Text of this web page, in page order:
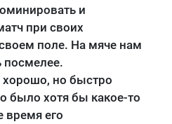
и
при своих
поле. На мяче нам
хорошо, но быстро
было хотя бы какое-то
время его